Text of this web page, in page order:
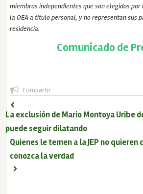
miembros independientes que son elegidos
la OEA a título personal, y no representan sus
residencia.
Comunicado de
Compartir
La exclusión de Mario Montoya Uribe
puede seguir dilatando
Quienes le temen a la JEP no quieren
conozca la verdad